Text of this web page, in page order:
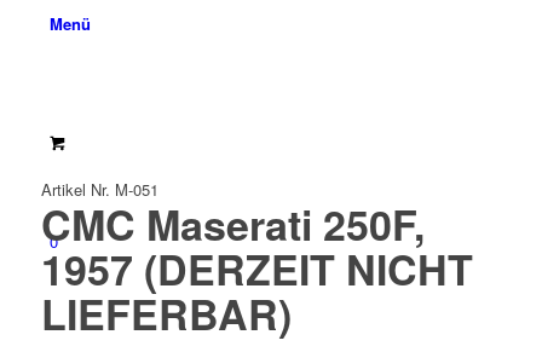
Menü
0
Artikel Nr. M-051
CMC Maserati 250F,
1957 (DERZEIT NICHT
LIEFERBAR)